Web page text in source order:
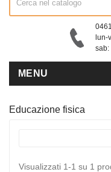
lun-
sab:
MENU
Educazione fisica
Visualizzati 1-1 su 1